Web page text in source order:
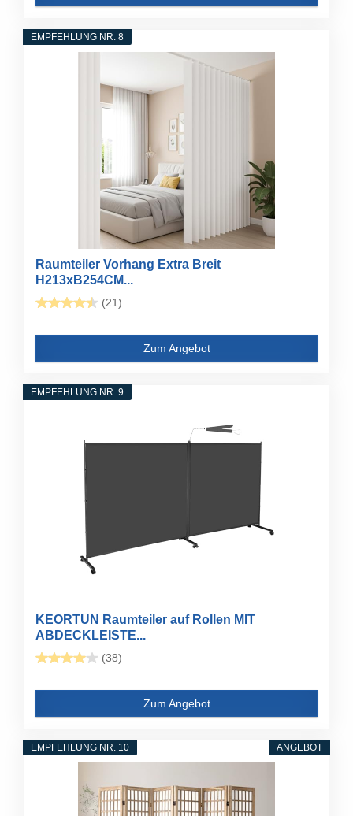
EMPFEHLUNG NR. 8
Raumteiler Vorhang Extra Breit
H213xB254CM...
(21)
Zum Angebot
EMPFEHLUNG NR. 9
KEORTUN Raumteiler auf Rollen MIT
ABDECKLEISTE...
(38)
Zum Angebot
ANGEBOT
EMPFEHLUNG NR. 10